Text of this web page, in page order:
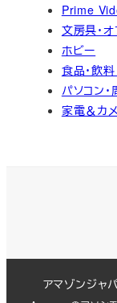
Prime
文房具・
ホビー
食品・飲料
パソコン
家電＆カ
アマゾンジャ